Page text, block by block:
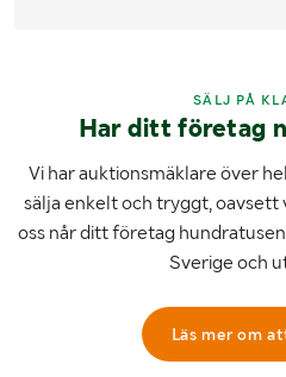
SÄLJ PÅ
Har ditt företag
Vi har auktionsmäklare över
sälja enkelt och tryggt, oavsett
oss når ditt företag
Sverige och
Läs mer om